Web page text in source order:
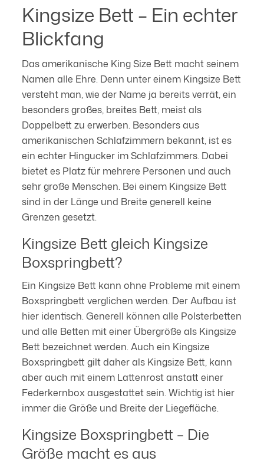
Kingsize Bett – Ein echter
Blickfang
Das amerikanische King Size Bett macht seinem
Namen alle Ehre. Denn unter einem Kingsize Bett
versteht man, wie der Name ja bereits verrät, ein
besonders großes, breites Bett, meist als
Doppelbett zu erwerben. Besonders aus
amerikanischen Schlafzimmern bekannt, ist es
ein echter Hingucker im Schlafzimmers. Dabei
bietet es Platz für mehrere Personen und auch
sehr große Menschen. Bei einem Kingsize Bett
sind in der Länge und Breite generell keine
Grenzen gesetzt.
Kingsize Bett gleich Kingsize
Boxspringbett?
Ein Kingsize Bett kann ohne Probleme mit einem
Boxspringbett verglichen werden. Der Aufbau ist
hier identisch. Generell können alle Polsterbetten
und alle Betten mit einer Übergröße als Kingsize
Bett bezeichnet werden. Auch ein Kingsize
Boxspringbett gilt daher als Kingsize Bett, kann
aber auch mit einem Lattenrost anstatt einer
Federkernbox ausgestattet sein. Wichtig ist hier
immer die Größe und Breite der Liegefläche.
Kingsize Boxspringbett – Die
Größe macht es aus